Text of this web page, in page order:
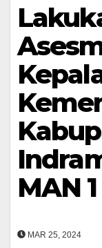
MAN
MAR 25, 2024